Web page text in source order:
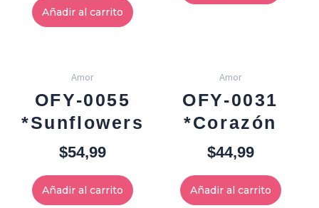
Añadir al carrito
Amor
OFY-0055
*Sunflowers
$54,99
Añadir al carrito
Amor
OFY-0031
*Corazón
$44,99
Añadir al carrito